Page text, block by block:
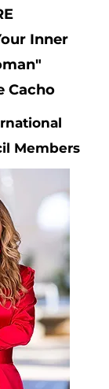
Inner
Cacho
Members